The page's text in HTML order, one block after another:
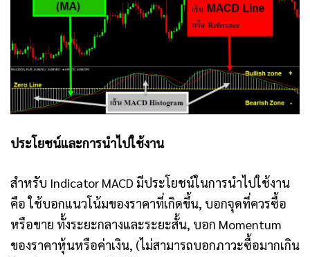
ประโยชน์และการนำไปใช้งาน
สำหรับ Indicator MACD มีประโยชน์ในการนำไปใช้งาน
คือ ใช้บอกแนวโน้มของราคาที่เกิดขึ้น, บอกจุดที่ควรซื้อ
หรือขาย ทั้งระยะกลางและระยะสั้น, บอก Momentum
ของราคาหุ้นหรือค่าเงิน, (ไม่สามารถบอกภาวะซื้อมากเกิน